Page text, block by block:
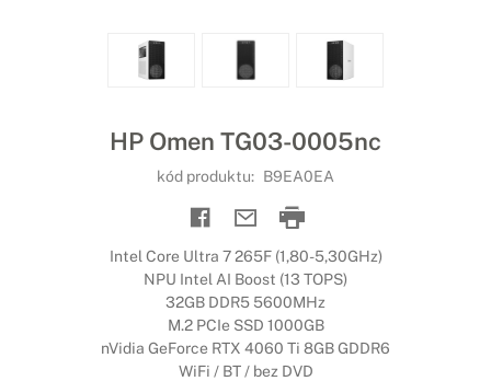
HP Omen TG03-0005nc
kód produktu: B9EA0EA
Intel Core Ultra 7 265F (1,80-5,30GHz)
NPU Intel AI Boost (13 TOPS)
32GB DDR5 5600MHz
M.2 PCIe SSD 1000GB
nVidia GeForce RTX 4060 Ti 8GB GDDR6
WiFi / BT / bez DVD